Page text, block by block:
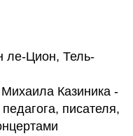
ле-Цион, Тель-
Казиника -
писателя,